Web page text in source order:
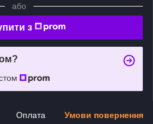
або
з
Оплата Умови повернення